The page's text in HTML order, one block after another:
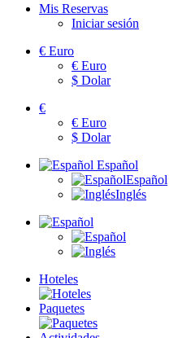
Mis Reservas
Iniciar sesión
€ Euro
€ Euro
$ Dolar
€
€ Euro
$ Dolar
Español
Español
Inglés
Hoteles
Paquetes